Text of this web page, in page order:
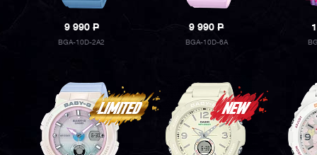
9 990P
BGA-10D-2A2
9 990P
BGA-10D-6A